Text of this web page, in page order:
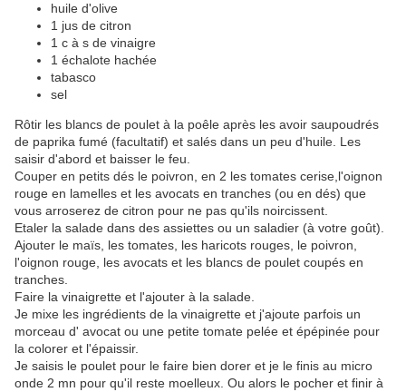
huile d'olive
1 jus de citron
1 c à s de vinaigre
1 échalote hachée
tabasco
sel
Rôtir les blancs de poulet à la poêle après les avoir saupoudrés
de paprika fumé (facultatif) et salés dans un peu d'huile. Les
saisir d'abord et baisser le feu.
Couper en petits dés le poivron, en 2 les tomates cerise,l'oignon
rouge en lamelles et les avocats en tranches (ou en dés) que
vous arroserez de citron pour ne pas qu'ils noircissent.
Etaler la salade dans des assiettes ou un saladier (à votre goût).
Ajouter le maïs, les tomates, les haricots rouges, le poivron,
l'oignon rouge, les avocats et les blancs de poulet coupés en
tranches.
Faire la vinaigrette et l'ajouter à la salade.
Je mixe les ingrédients de la vinaigrette et j'ajoute parfois un
morceau d' avocat ou une petite tomate pelée et épépinée pour
la colorer et l'épaissir.
Je saisis le poulet pour le faire bien dorer et je le finis au micro
onde 2 mn pour qu'il reste moelleux. Ou alors le pocher et finir à